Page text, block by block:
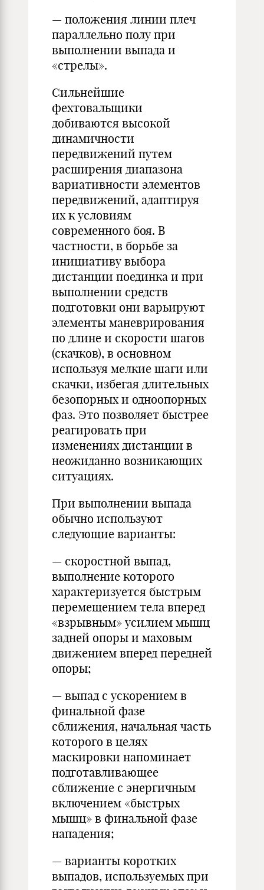
— положения линии плеч
параллельно полу при
выполнении выпада и
«стрелы».
Сильнейшие
фехтовальщики
добиваются высокой
динамичности
передвижений путем
расширения диапазона
вариативности элементов
передвижений, адаптируя
их к условиям
современного боя. В
частности, в борьбе за
инициативу выбора
дистанции поединка и при
выполнении средств
подготовки они варьируют
элементы маневрирования
по длине и скорости шагов
(скачков), в основном
используя мелкие шаги или
скачки, избегая длительных
безопорных и одноопорных
фаз. Это позволяет быстрее
реагировать при
изменениях дистанции в
неожиданно возникающих
ситуациях.
При выполнении выпада
обычно используют
следующие варианты:
— скоростной выпад,
выполнение которого
характеризуется быстрым
перемещением тела вперед
«взрывным» усилием мышц
задней опоры и маховым
движением вперед передней
опоры;
— выпад с ускорением в
финальной фазе
сближения, начальная часть
которого в целях
маскировки напоминает
подготавливающее
сближение с энергичным
включением «быстрых
мышц» в финальной фазе
нападения;
— варианты коротких
выпадов, используемых при